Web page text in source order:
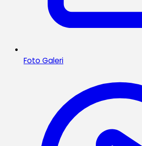
Foto Galeri